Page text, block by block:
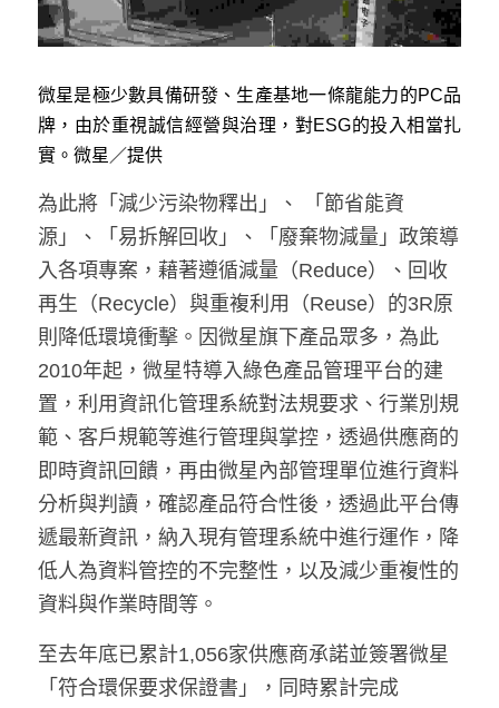
微星是極少數具備研發、生產基地一條龍能力的PC品
牌，由於重視誠信經營與治理，對ESG的投入相當扎
實。微星／提供
為此將「減少污染物釋出」、 「節省能資
源」、「易拆解回收」、「廢棄物減量」政策導
入各項專案，藉著遵循減量（Reduce）、回收
再生（Recycle）與重複利用（Reuse）的3R原
則降低環境衝擊。因微星旗下產品眾多，為此
2010年起，微星特導入綠色產品管理平台的建
置，利用資訊化管理系統對法規要求、行業別規
範、客戶規範等進行管理與掌控，透過供應商的
即時資訊回饋，再由微星內部管理單位進行資料
分析與判讀，確認產品符合性後，透過此平台傳
遞最新資訊，納入現有管理系統中進行運作，降
低人為資料管控的不完整性，以及減少重複性的
資料與作業時間等。
至去年底已累計1,056家供應商承諾並簽署微星
「符合環保要求保證書」，同時累計完成